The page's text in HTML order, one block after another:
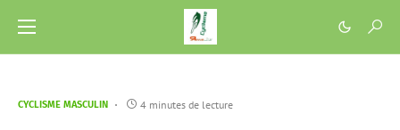
CYCLISME MASCULIN 4 minutes de lecture